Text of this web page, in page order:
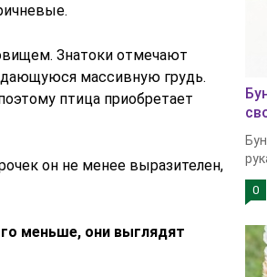
Знатоки отмечают
массивную грудь.
птица приобретает
он не менее выразителен,
меньше, они выглядят
0